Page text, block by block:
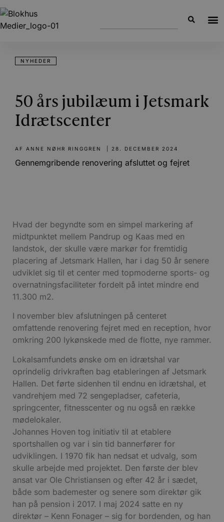
NYHEDER
50 års jubilæum i Jetsmark
Idrætscenter
AF ANNE NØHR RINGGREN 28. DECEMBER 2024
Gennemgribende renovering afsluttet og fejret
Hvad der begyndte som en simpel markering af
midtpunktet mellem Pandrup og Kaas med en
landstok, der skulle være markør for fremtidig
placering af Jetsmark Hallen, har i dag 50 år senere
udviklet sig til et center med topmoderne sports- og
overnatningsfaciliteter fordelt på intet mindre end
11.300 m2.
I november blev afslutningen på centeret
omfattende renovering fejret med en reception, hvor
omkring 200 lykønskede med de flotte, nye rammer.
Lokalsamfundets ønske om en idrætshal var
oprindelig drivkraften bag etableringen af Jetsmark
Hallen. Det førte sidenhen til endnu en idrætshal, et
vandrehjem med 72 sengepladser, cafeteria,
springcenter, fitnesscenter og nu også en række
mødelokaler.
Johannes Hoven tog initiativ til at etablere
sportshallen og var i sin tid bannerfører for
udviklingen. I 1970 fik han nedsat et udvalg, som
skulle arbejde med projektet. Den første der blev
ansat var Ole Christiansen og efter 42 år i sædet,
både som bademester og senere som direktør gik
han på pension i 2017. I maj 2024 satte en ny
direktør – Kenn Fonager – sig for bordenden, og han